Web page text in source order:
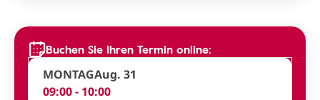
Buchen Sie Ihren Termin online:
MONTAGAug. 31
09:00 - 10:00